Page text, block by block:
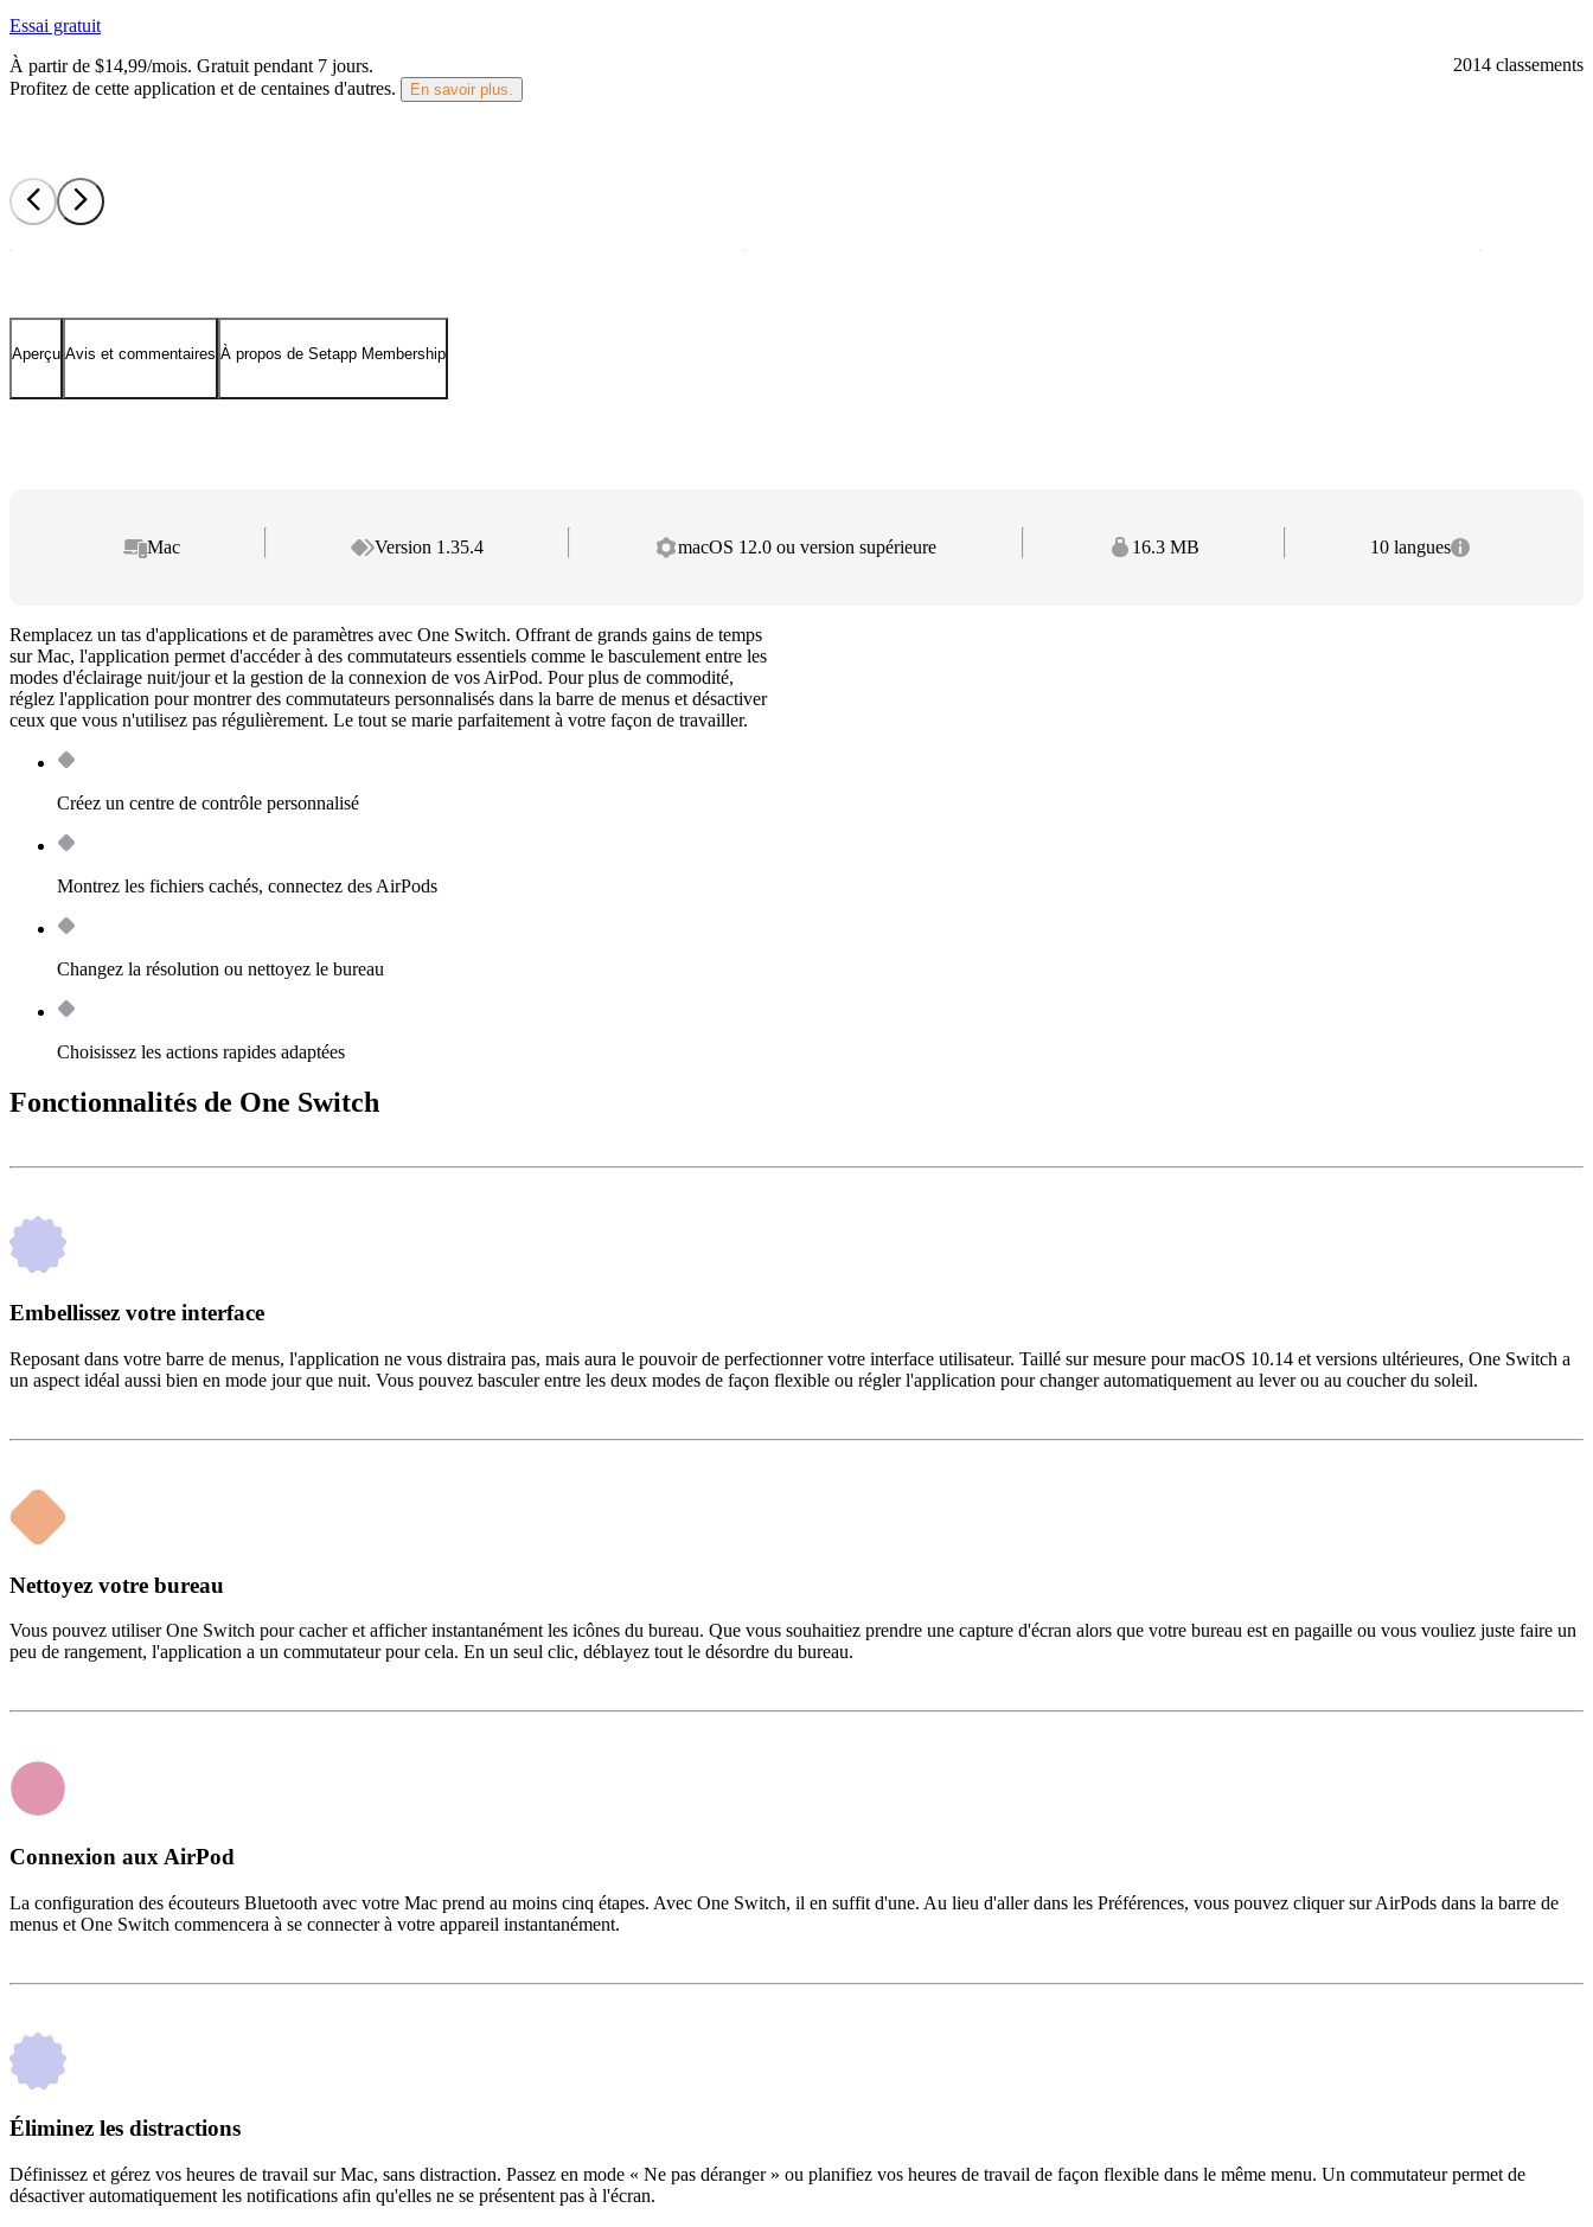
2014 classements
Essai gratuit
À partir de $14,99/mois. Gratuit pendant 7 jours.
Profitez de cette application et de centaines d'autres.
En savoir plus.
Aperçu Avis et commentaires À propos de Setapp Membership
Mac Version 1.35.4 macOS 12.0 ou version supérieure 16.3 MB 10 langues
Remplacez un tas d'applications et de paramètres avec One Switch. Offrant de grands gains de temps
sur Mac, l'application permet d'accéder à des commutateurs essentiels comme le basculement entre les
modes d'éclairage nuit/jour et la gestion de la connexion de vos AirPod. Pour plus de commodité,
réglez l'application pour montrer des commutateurs personnalisés dans la barre de menus et désactiver
ceux que vous n'utilisez pas régulièrement. Le tout se marie parfaitement à votre façon de travailler.
Créez un centre de contrôle personnalisé
Montrez les fichiers cachés, connectez des AirPods
Changez la résolution ou nettoyez le bureau
Choisissez les actions rapides adaptées
Fonctionnalités de One Switch
Embellissez votre interface
Reposant dans votre barre de menus, l'application ne vous distraira pas, mais aura le pouvoir de perfectionner votre interface utilisateur. Taillé sur mesure pour macOS 10.14 et versions ultérieures, One Switch a
un aspect idéal aussi bien en mode jour que nuit. Vous pouvez basculer entre les deux modes de façon flexible ou régler l'application pour changer automatiquement au lever ou au coucher du soleil.
Nettoyez votre bureau
Vous pouvez utiliser One Switch pour cacher et afficher instantanément les icônes du bureau. Que vous souhaitiez prendre une capture d'écran alors que votre bureau est en pagaille ou vous vouliez juste faire un
peu de rangement, l'application a un commutateur pour cela. En un seul clic, déblayez tout le désordre du bureau.
Connexion aux AirPod
La configuration des écouteurs Bluetooth avec votre Mac prend au moins cinq étapes. Avec One Switch, il en suffit d'une. Au lieu d'aller dans les Préférences, vous pouvez cliquer sur AirPods dans la barre de
menus et One Switch commencera à se connecter à votre appareil instantanément.
Éliminez les distractions
Définissez et gérez vos heures de travail sur Mac, sans distraction. Passez en mode « Ne pas déranger » ou planifiez vos heures de travail de façon flexible dans le même menu. Un commutateur permet de
désactiver automatiquement les notifications afin qu'elles ne se présentent pas à l'écran.